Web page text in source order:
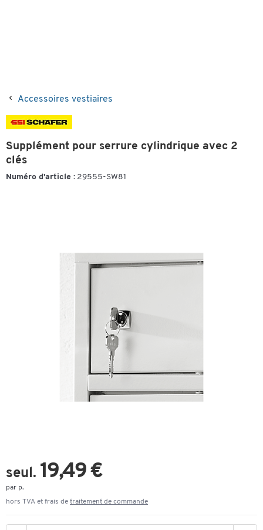
Accessoires vestiaires
Supplément pour serrure cylindrique avec 2
clés
Numéro d'article : 29555-SW81
seul. 19,49 €
par p.
hors TVA et frais de traitement de commande